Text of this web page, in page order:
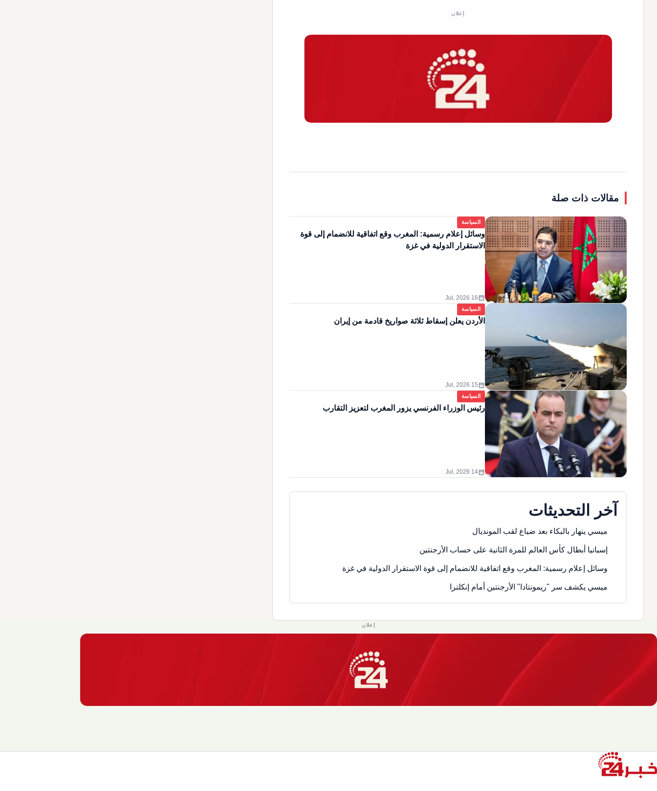
إعلان
مقالات ذات صلة
السياسة
وسائل إعلام رسمية: المغرب وقع اتفاقية للانضمام إلى قوة
الاستقرار الدولية في غزة
calendar_month
16 Jul, 2026
السياسة
الأردن يعلن إسقاط ثلاثة صواريخ قادمة من إيران
calendar_month
15 Jul, 2026
السياسة
رئيس الوزراء الفرنسي يزور المغرب لتعزيز التقارب
calendar_month
14 Jul, 2026
آخر التحديثات
ميسي ينهار بالبكاء بعد ضياع لقب المونديال
إسبانيا أبطال كأس العالم للمرة الثانية على حساب الأرجنتين
وسائل إعلام رسمية: المغرب وقع اتفاقية للانضمام إلى قوة الاستقرار الدولية في غزة
ميسي يكشف سر "ريمونتادا" الأرجنتين أمام إنكلترا
إعلان